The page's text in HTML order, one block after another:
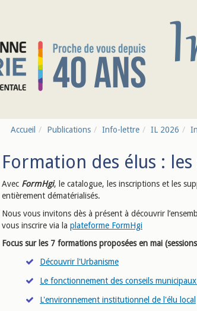
Accueil Publications Info-lettre IL 2026
Formation des élus :
Avec FormHgi, le catalogue, les inscriptions et les
entièrement dématérialisés.
Nous vous invitons dès à présent à découvrir
vous inscrire via la plateforme FormHgi
Focus sur les 7 formations proposées en mai
Découvrir l'Urbanisme
Le fonctionnement des conseils
L'environnement institutionnel de l'élu local